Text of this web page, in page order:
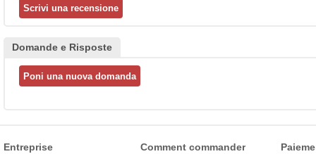
Domande e Risposte
Entreprise Comment commander